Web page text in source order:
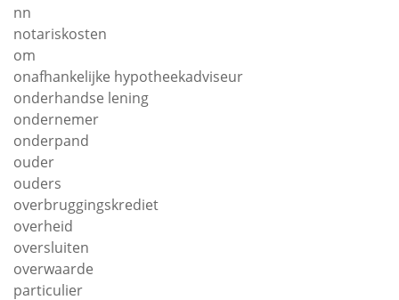
nn
notariskosten
om
onafhankelijke hypotheekadviseur
onderhandse lening
ondernemer
onderpand
ouder
ouders
overbruggingskrediet
overheid
oversluiten
overwaarde
particulier